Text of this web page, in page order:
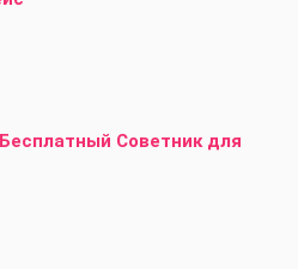
Советник для